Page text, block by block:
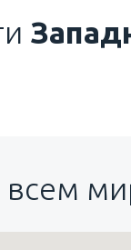
всем